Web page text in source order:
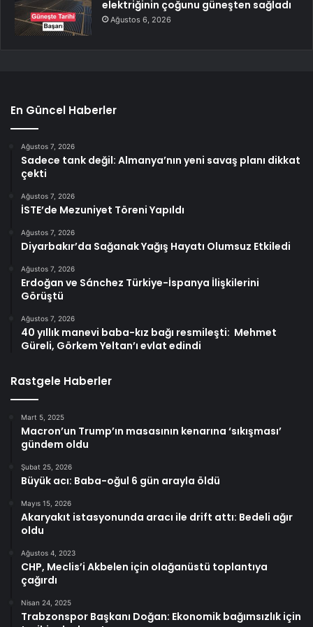
elektriğinin çoğunu güneşten sağladı
Ağustos 6, 2026
En Güncel Haberler
Ağustos 7, 2026
Sadece tank değil: Almanya’nın yeni savaş planı dikkat
çekti
Ağustos 7, 2026
İSTE’de Mezuniyet Töreni Yapıldı
Ağustos 7, 2026
Diyarbakır’da Sağanak Yağış Hayatı Olumsuz Etkiledi
Ağustos 7, 2026
Erdoğan ve Sánchez Türkiye-İspanya İlişkilerini
Görüştü
Ağustos 7, 2026
40 yıllık manevi baba-kız bağı resmileşti: Mehmet
Güreli, Görkem Yeltan’ı evlat edindi
Rastgele Haberler
Mart 5, 2025
Macron’un Trump’ın masasının kenarına ‘sıkışması’
gündem oldu
Şubat 25, 2026
Büyük acı: Baba-oğul 6 gün arayla öldü
Mayıs 15, 2026
Akaryakıt istasyonunda aracı ile drift attı: Bedeli ağır
oldu
Ağustos 4, 2023
CHP, Meclis’i Akbelen için olağanüstü toplantıya
çağırdı
Nisan 24, 2025
Trabzonspor Başkanı Doğan: Ekonomik bağımsızlık için